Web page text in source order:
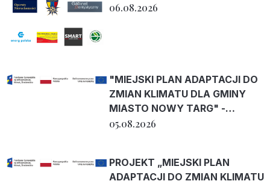
dzień!
06.08.2026
"MIEJSKI PLAN ADAPTACJI DO
ZMIAN KLIMATU DLA GMINY
MIASTO NOWY TARG" -
informacja o funkcjonowanu
05.08.2026
PROJEKT „MIEJSKI PLAN
ADAPTACJI DO ZMIAN KLIMATU